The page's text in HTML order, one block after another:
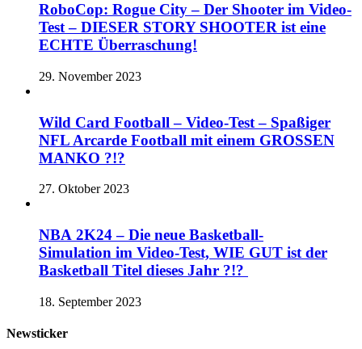
RoboCop: Rogue City – Der Shooter im Video-
Test – DIESER STORY SHOOTER ist eine
ECHTE Überraschung!
29. November 2023
Wild Card Football – Video-Test – Spaßiger
NFL Arcarde Football mit einem GROSSEN
MANKO ?!?
27. Oktober 2023
NBA 2K24 – Die neue Basketball-
Simulation im Video-Test, WIE GUT ist der
Basketball Titel dieses Jahr ?!?
18. September 2023
Newsticker